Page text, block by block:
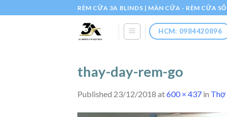
to
RÈM CỬA 3A BLINDS | MÀN CỬA - RÈM CỬA
HCM: 0984420896
thay-day-rem-go
Published 23/12/2018 at600 × 437 in Thợ